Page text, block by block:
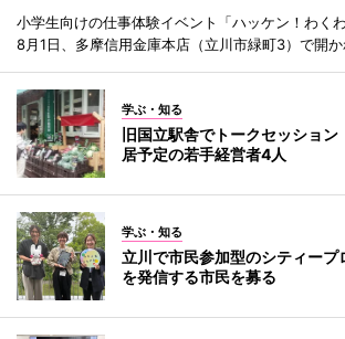
小学生向けの仕事体験イベント「ハッケン！わく
8月1日、多摩信用金庫本店（立川市緑町3）で開か
学ぶ・知る
旧国立駅舎でトークセッショ
居予定の若手経営者4人
学ぶ・知る
立川で市民参加型のシティー
を発信する市民を募る